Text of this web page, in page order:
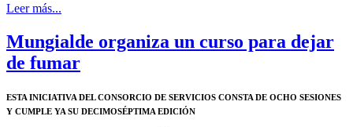
Leer más...
Mungialde organiza un curso para dejar
de fumar
ESTA INICIATIVA DEL CONSORCIO DE SERVICIOS CONSTA DE OCHO SESIONES
Y CUMPLE YA SU DECIMOSÉPTIMA EDICIÓN